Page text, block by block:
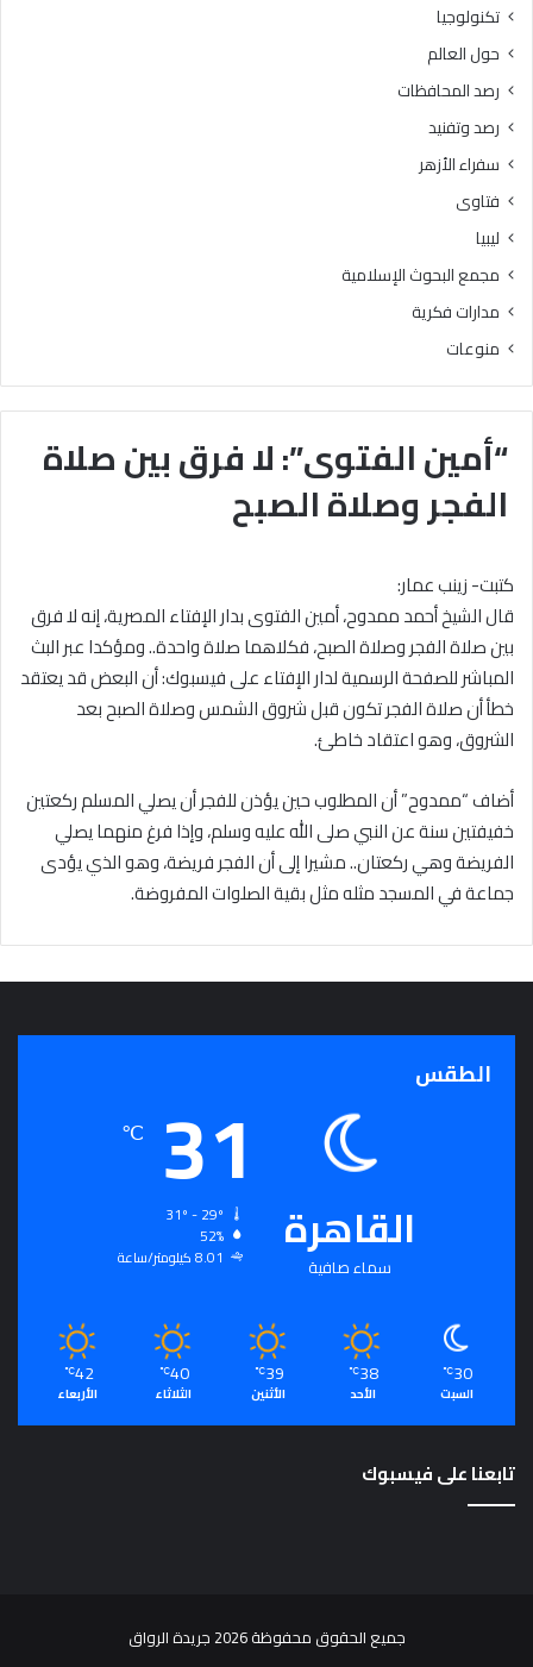
“أمين الفتوى”: لا فرق بين صلاة
الفجر وصلاة الصبح
كتبت- زينب عمار:
قال الشيخ أحمد ممدوح، أمين الفتوى بدار الإفتاء المصرية، إنه لا فرق
بين صلاة الفجر وصلاة الصبح، فكلاهما صلاة واحدة.. ومؤكدا عبر البث
المباشر للصفحة الرسمية لدار الإفتاء على فيسبوك: أن البعض قد يعتقد
خطأ أن صلاة الفجر تكون قبل شروق الشمس وصلاة الصبح بعد
الشروق، وهو اعتقاد خاطئ.
أضاف “ممدوح” أن المطلوب حين يؤذن للفجر أن يصلي المسلم ركعتين
خفيفتين سنة عن النبي صلى الله عليه وسلم، وإذا فرغ منهما يصلي
الفريضة وهي ركعتان.. مشيرا إلى أن الفجر فريضة، وهو الذي يؤدى
جماعة في المسجد مثله مثل بقية الصلوات المفروضة.
تكنولوجيا
حول العالم
رصد المحافظات
رصد وتفنيد
سفراء الأزهر
فتاوى
ليبيا
مجمع البحوث الإسلامية
مدارات فكرية
منوعات
الطقس
القاهرة
سماء صافية
31
℃
52%
8.01 كيلومتر/ساعة
30
℃
السبت
38
℃
الأحد
39
℃
الأثنين
40
℃
الثلاثاء
42
℃
الأربعاء
تابعنا على فيسبوك
جميع الحقوق محفوظة 2026 جريدة الرواق